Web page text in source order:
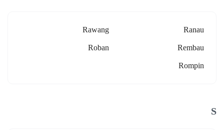
Ranau
Rawang
Rembau
Roban
Rompin
S